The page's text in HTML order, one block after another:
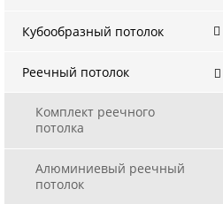
Кубообразный потолок
Реечный потолок
Комплект реечного
потолка
Алюминиевый реечный
потолок